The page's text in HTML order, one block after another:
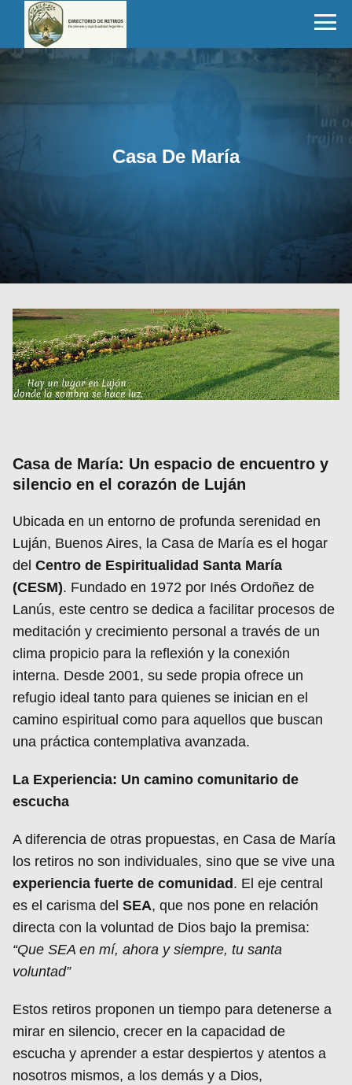
Casa De María
Casa de María: Un espacio de encuentro y
silencio en el corazón de Luján
Ubicada en un entorno de profunda serenidad en
Luján, Buenos Aires, la Casa de María es el hogar
del Centro de Espiritualidad Santa María
(CESM). Fundado en 1972 por Inés Ordoñez de
Lanús, este centro se dedica a facilitar procesos de
meditación y crecimiento personal a través de un
clima propicio para la reflexión y la conexión
interna. Desde 2001, su sede propia ofrece un
refugio ideal tanto para quienes se inician en el
camino espiritual como para aquellos que buscan
una práctica contemplativa avanzada.
La Experiencia: Un camino comunitario de
escucha
A diferencia de otras propuestas, en Casa de María
los retiros no son individuales, sino que se vive una
experiencia fuerte de comunidad . El eje central
es el carisma del SEA, que nos pone en relación
directa con la voluntad de Dios bajo la premisa:
“Que SEA en mí, ahora y siempre, tu santa
voluntad”
Estos retiros proponen un tiempo para detenerse a
mirar en silencio, crecer en la capacidad de
escucha y aprender a estar despiertos y atentos a
nosotros mismos, a los demás y a Dios,